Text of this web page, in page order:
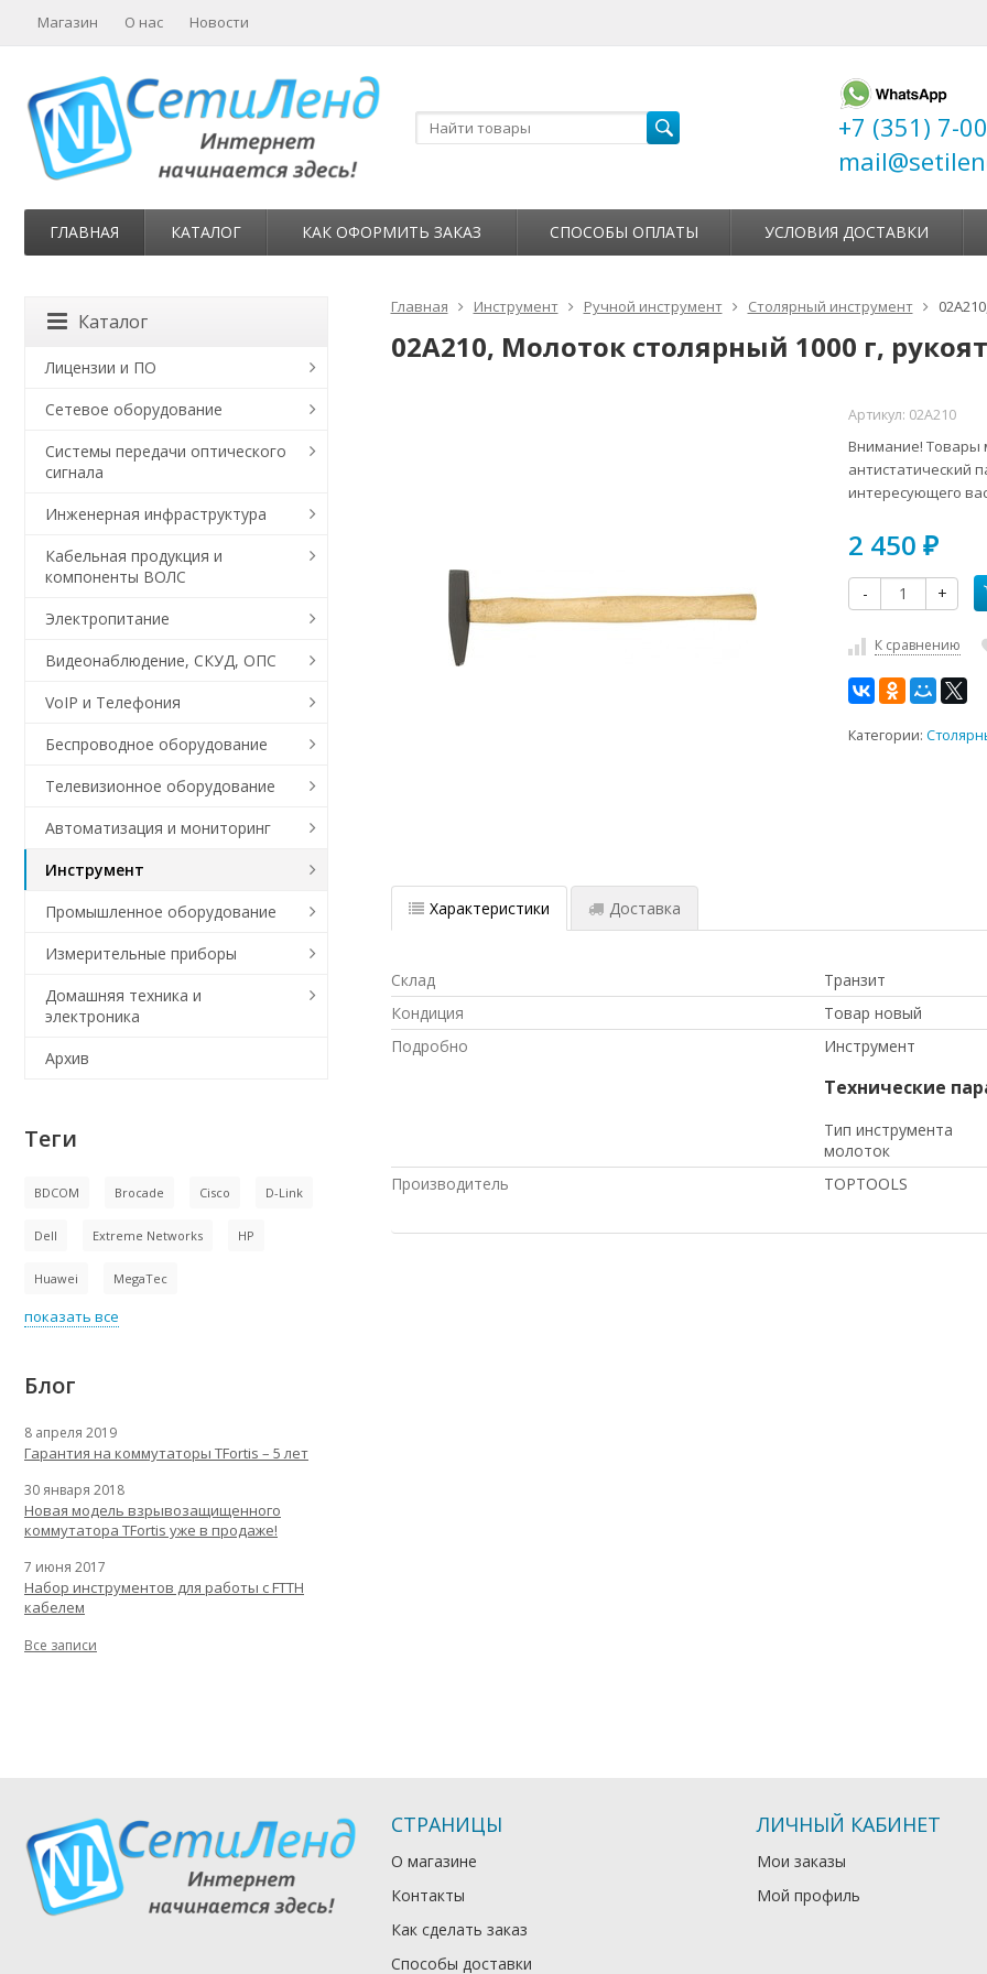
Магазин О нас Новости
+7 (351) 7-
ГЛАВНАЯ КАТАЛОГ КАК ОФОРМИТЬ ЗАКАЗ СПОСОБЫ ОПЛАТЫ УСЛОВИЯ ДОСТАВКИ
Главная Инструмент Ручной инструмент Столярный инструмент
02A210, Молоток столярный 1000 г,
Артикул: 02A210
Внимание! Товары
антистатический
интересующего
2 450₽
- +
К сравнению
Категории:
Характеристики Доставка
Склад
Транзит
Кондиция
Товар новый
Подробно
Инструмент
Технические
Тип инструмента
молоток
Производитель
TOPTOOLS
Каталог
Лицензии и ПО
Сетевое оборудование
Системы передачи оптического
сигнала
Инженерная инфраструктура
Кабельная продукция и
компоненты ВОЛС
Электропитание
Видеонаблюдение, СКУД, ОПС
VoIP и Телефония
Беспроводное оборудование
Телевизионное оборудование
Автоматизация и мониторинг
Инструмент
Промышленное оборудование
Измерительные приборы
Домашняя техника и
электроника
Архив
Теги
BDCOM Brocade Cisco D-Link
Dell Extreme Networks HP
Huawei MegaTec
показать все
Блог
8 апреля 2019
Гарантия на коммутаторы TFortis – 5 лет
30 января 2018
Новая модель взрывозащищенного
коммутатора TFortis уже в продаже!
7 июня 2017
Набор инструментов для работы с FTTH
кабелем
Все записи
СТРАНИЦЫ
О магазине
Контакты
Как сделать заказ
Способы доставки
ЛИЧНЫЙ КАБИНЕТ
Мои заказы
Мой профиль